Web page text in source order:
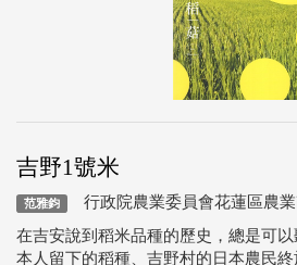
吉野1號米
范雅鈞 行政院農業委員會花蓮區農業
在吉安說到稻米品種的歷史，總是可
本人留下的稻種、吉野村的日本農民